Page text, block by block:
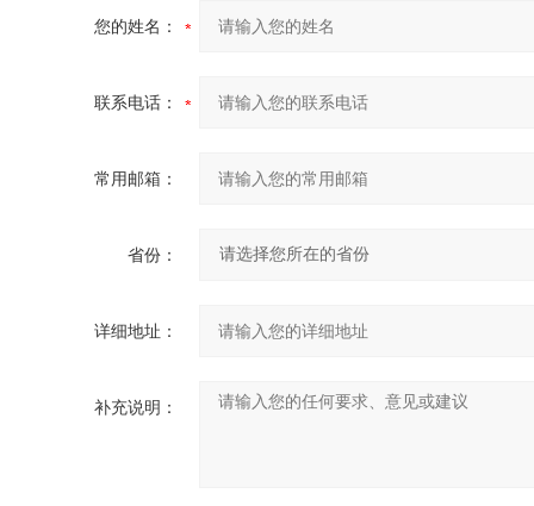
您的姓名：
联系电话：
常用邮箱：
省份：
详细地址：
补充说明：